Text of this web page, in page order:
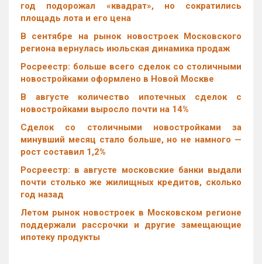
год подорожал «квадрат», но сократились
площадь лота и его цена
В сентябре на рынок новостроек Московского
региона вернулась июльская динамика продаж
Росреестр: больше всего сделок со столичными
новостройками оформлено в Новой Москве
В августе количество ипотечных сделок с
новостройками выросло почти на 14%
Cделок со столичными новостройками за
минувший месяц стало больше, но не намного —
рост составил 1,2%
Росреестр: в августе московские банки выдали
почти столько же жилищных кредитов, сколько
год назад
Летом рынок новостроек в Московском регионе
поддержали рассрочки и другие замещающие
ипотеку продукты